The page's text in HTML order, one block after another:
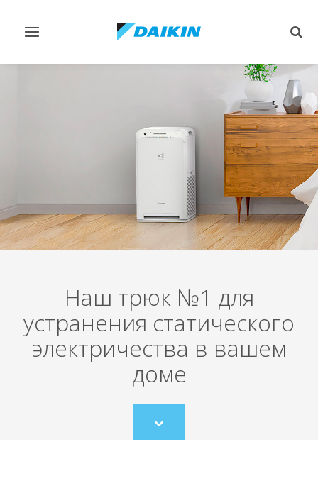
Переключить
Наш трюк №1 для
устранения статического
электричества в вашем
доме
Scroll
to